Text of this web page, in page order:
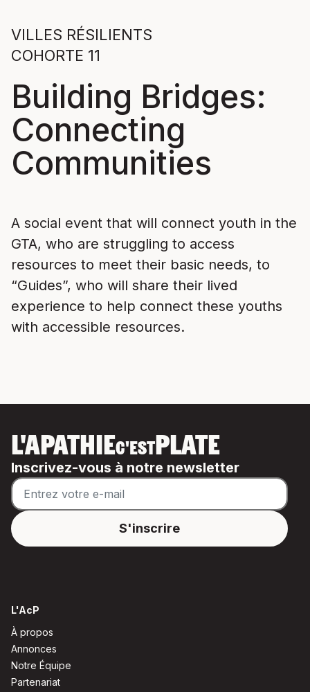
VILLES RÉSILIENTS
COHORTE 11
Building Bridges:
Connecting
Communities
A social event that will connect youth in the
GTA, who are struggling to access
resources to meet their basic needs, to
“Guides”, who will share their lived
experience to help connect these youths
with accessible resources.
L'APATHIEC'ESTPLATE
Inscrivez-vous à notre newsletter
L'AcP
À propos
Annonces
Notre Équipe
Partenariat